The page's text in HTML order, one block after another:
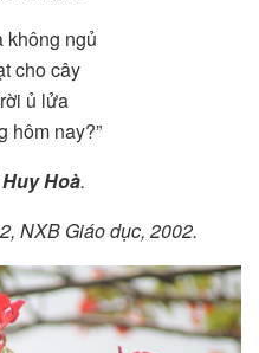
không ngủ
cho cây
ủ lửa
hôm nay?”
Hoà.
NXB Giáo dục, 2002.